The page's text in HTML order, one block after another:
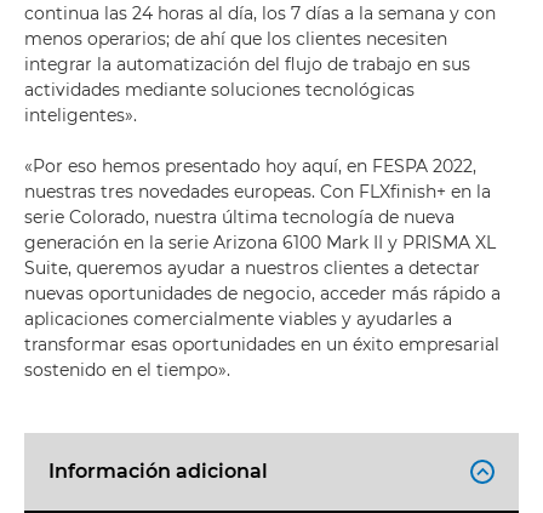
continua las 24 horas al día, los 7 días a la semana y con
menos operarios; de ahí que los clientes necesiten
integrar la automatización del flujo de trabajo en sus
actividades mediante soluciones tecnológicas
inteligentes».
«Por eso hemos presentado hoy aquí, en FESPA 2022,
nuestras tres novedades europeas. Con FLXfinish+ en la
serie Colorado, nuestra última tecnología de nueva
generación en la serie Arizona 6100 Mark II y PRISMA XL
Suite, queremos ayudar a nuestros clientes a detectar
nuevas oportunidades de negocio, acceder más rápido a
aplicaciones comercialmente viables y ayudarles a
transformar esas oportunidades en un éxito empresarial
sostenido en el tiempo».
Información adicional 